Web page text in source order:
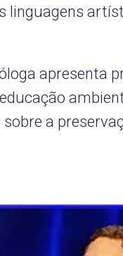
linguagens
apresenta
a